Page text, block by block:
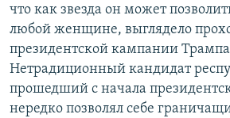
что как звезда он может
любой женщине, выглядело
президентской кампании
Нетрадиционный кандидат
прошедший с начала
нередко позволял себе